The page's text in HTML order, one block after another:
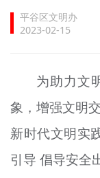
文明实践
未成年人思想
榜样人物
身边好人
平谷区文明办
2023-02-15
为助力文
象，增强文明
新时代文明实
引导 倡导安全